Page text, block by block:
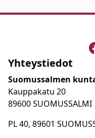
Yhteystiedot
Suomussalmen
Kauppakatu 20
89600 SUOMUSSALMI
PL 40, 89601